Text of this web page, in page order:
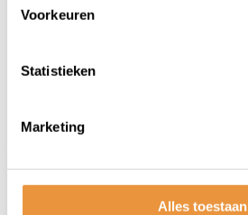
Voorkeuren
Statistieken
Marketing
Alles toestaan
3,95